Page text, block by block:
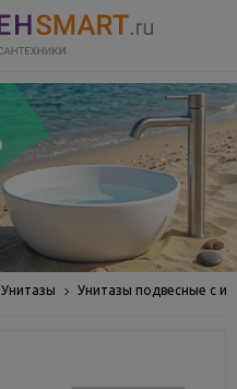
Унитазы Унитазы подвесные с